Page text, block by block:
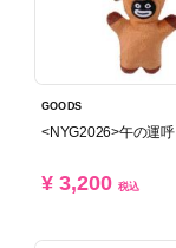
GOODS
<NYG2026>午の運呼
¥ 3,200 税込